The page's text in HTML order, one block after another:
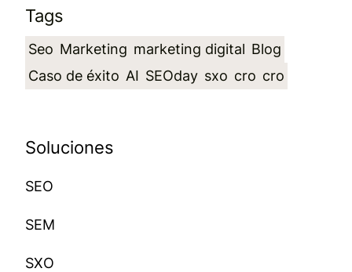
Tags
Seo Marketing marketing digital Blog
Caso de éxito AI SEOday sxo cro cro
Soluciones
SEO
SEM
SXO